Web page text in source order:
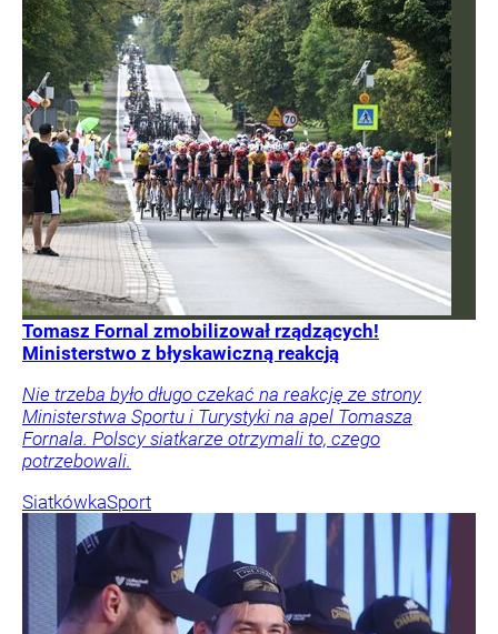
Tomasz Fornal zmobilizował rządzących!
Ministerstwo z błyskawiczną reakcją
Nie trzeba było długo czekać na reakcję ze strony
Ministerstwa Sportu i Turystyki na apel Tomasza
Fornala. Polscy siatkarze otrzymali to, czego
potrzebowali.
SiatkówkaSport